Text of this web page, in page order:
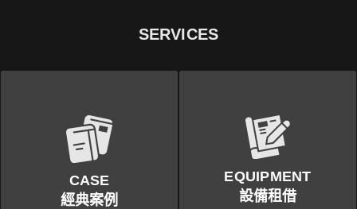
SERVICES
CASE
經典案例
EQUIPMENT
設備租借